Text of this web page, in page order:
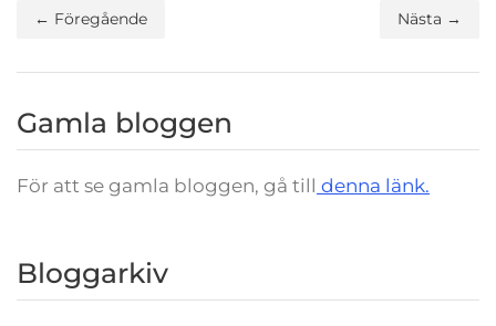
← Föregående Nästa →
Gamla bloggen
För att se gamla bloggen, gå till denna länk.
Bloggarkiv